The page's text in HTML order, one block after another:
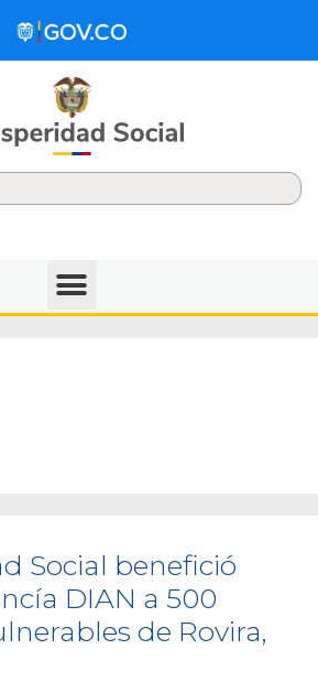
Social benefició
DIAN a 500
de Rovira,